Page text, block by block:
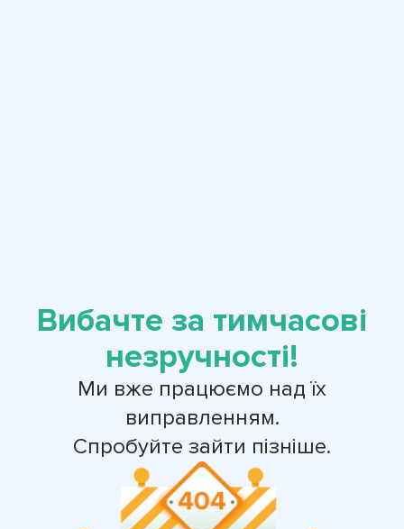
Вибачте за тимчасові
незручності!
Ми вже працюємо над їх
виправленням.
Спробуйте зайти пізніше.